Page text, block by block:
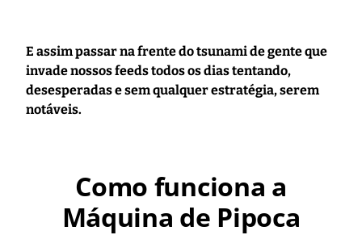
E assim passar na frente do tsunami de gente que
invade nossos feeds todos os dias tentando,
desesperadas e sem qualquer estratégia, serem
notáveis.
Como funciona a
Máquina de Pipoca